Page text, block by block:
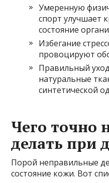
Умеренную
спорт улучшает
состояние
Избегание
провоцируют
Правильный
натуральные
синтетической
Чего точно
делать при
Порой неправильные
состояние кожи. Вот